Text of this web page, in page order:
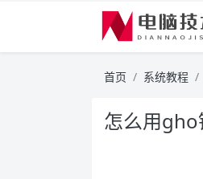
首页 系统教程
怎么用gho